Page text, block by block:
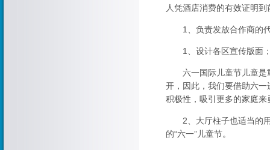
人凭酒店消费的有效证明到
1、负责发放合作商的代
1、设计各区宣传版面；
六一国际儿童节儿童是重
开，因此，我们要借助六
积极性，吸引更多的家庭
2、大厅柱子也适当的用
的“六一”儿童节。